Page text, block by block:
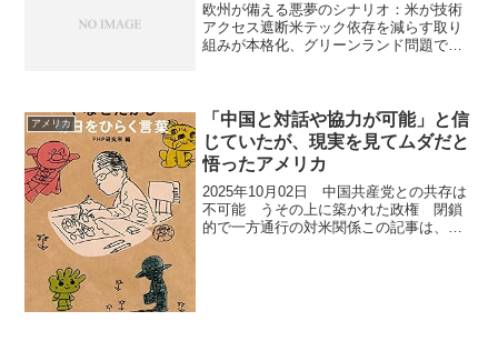
欧州が備える悪夢のシナリオ：米が技術
アクセス遮断米テック依存を減らす取り
組みが本格化、グリーンランド問題で緊
アメリカ
「中国と対話や協力が可能」と信
じていたが、現実を見てムダだと
悟ったアメリカ
2025年10月02日 中国共産党との共存は
不可能 うその上に築かれた政権 閉鎖
的で一方通行の対米関係この記事は、ハ